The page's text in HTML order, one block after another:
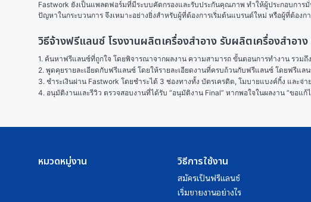
Fastwork ยังเป็นแพลตฟอร์มที่มีระบบคัดกรองและรับประกันคุณภาพ ทำให้ผู้ประกอบการมั่
ปัญหาในกระบวนการ จึงเหมาะอย่างยิ่งสำหรับผู้ที่ต้องการเริ่มต้นแบรนด์ใหม่ หรือผู้ที่ต้อง
วิธีจ้างฟรีแลนซ์ โรงงานผลิตเครื่องสําอาง รับผลิตเครื่องสำอ
1. ค้นหาฟรีแลนซ์ที่ถูกใจ โดยพิจารณาจากผลงาน ความสามารถ ขั้นตอนการทำงาน รวมถึ
2. พูดคุยรายละเอียดกับฟรีแลนซ์ โดยให้รายละเอียดงานที่ครบถ้วนกับฟรีแลนซ์ โดยฟรีแล
3. ชำระเงินผ่าน Fastwork โดยชำระได้ 3 ช่องทางทั้ง บัตรเครดิต, โมบายแบงค์กิ้ง และ
4. อนุมัติงานและรีวิว ตรวจสอบงานที่ได้รับ “อนุมัติงาน Final” หากพอใจในผลงาน “ขอแ
หมวดหมู่งาน วิธีการใช้งาน
สมัครเป็นฟรีแลนซ์
เริ่มขายงานอย่างไร